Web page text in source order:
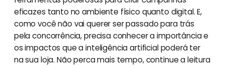
eficazes tanto no ambiente físico quanto digital. E,
como você não vai querer ser passado para trás
pela concorrência, precisa conhecer a importância e
os impactos que a inteligência artificial poderá ter
na sua loja. Não perca mais tempo, continue a leitura